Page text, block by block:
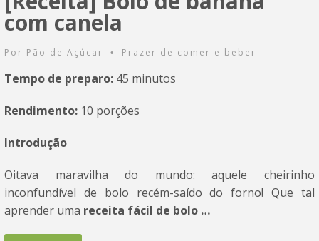
com canela
Por Pão de Açúcar • Prazer de comer e beber
Tempo de preparo: 45 minutos
Rendimento: 10 porções
Introdução
Oitava maravilha do mundo: aquele cheirinho
inconfundível de bolo recém-saído do forno! Que tal
aprender uma receita fácil de bolo …